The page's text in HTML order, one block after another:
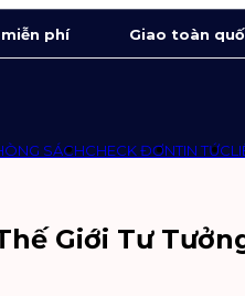
phí Giao toàn
SÁCHCHECK ĐƠNTIN TỨC
Giới Tư